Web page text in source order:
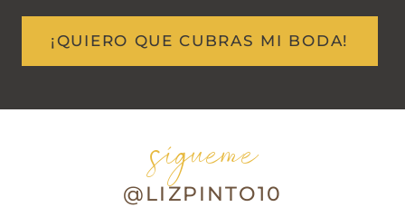
¡QUIERO QUE CUBRAS MI BODA!
sígueme
@LIZPINTO10